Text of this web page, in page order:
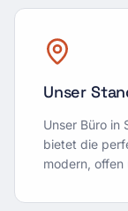
Unser
Unser Büro in
bietet die
modern, offen